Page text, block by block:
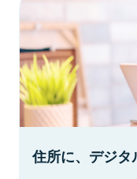
住所に、デジタ